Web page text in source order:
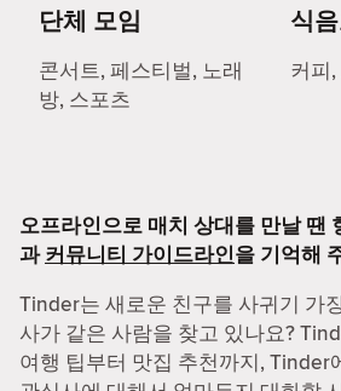
단체 모임
콘서트, 페스티벌, 노래
방, 스포츠
식
커피
오프라인으로 매치 상대를 만날 땐
과커뮤니티 가이드라인을 기억해
Tinder는 새로운 친구를 사귀기 가
사가 같은 사람을 찾고 있나요?
여행 팁부터 맛집 추천까지, Tinder